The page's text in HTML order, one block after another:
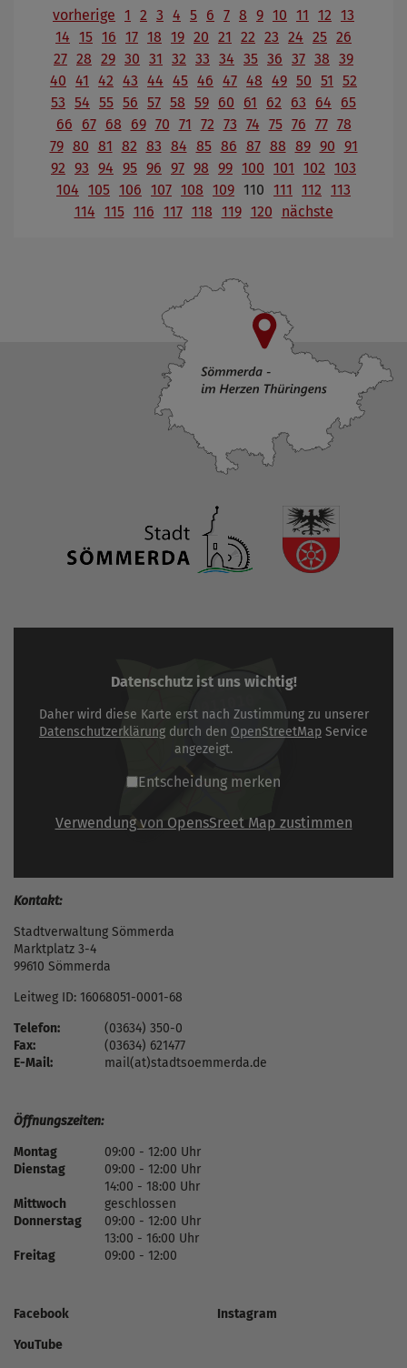
vorherige 1 2 3 4 5 6 7 8 9 10 11 12 13
14 15 16 17 18 19 20 21 22 23 24 25 26
27 28 29 30 31 32 33 34 35 36 37 38 39
40 41 42 43 44 45 46 47 48 49 50 51
52
53 54 55 56 57 58 59 60 61 62 63 64
65
66
67 68 69 70 71 72 73 74 75 76 77 78
79 80 81 82 83 84 85 86 87 88 89 90 91
92 93 94 95 96 97 98 99 100 101 102 103
104 105 106 107 108 109 110 111 112 113
114 115 116 117 118 119 120 nächste
Datenschutz ist uns wichtig!
Daher wird diese Karte erst nach Zustimmung zu unserer
Datenschutzerklärung durch den OpenStreetMap Service
angezeigt.
Entscheidung merken
Verwendung von OpensSreet Map zustimmen
Kontakt:
Stadtverwaltung Sömmerda
Marktplatz 3-4
99610 Sömmerda
Leitweg ID: 16068051-0001-68
Telefon:
(03634) 350-0
Fax:
(03634) 621477
E-Mail:
mail(at)stadtsoemmerda.de
Öffnungszeiten:
Montag
09:00 - 12:00 Uhr
Dienstag
09:00 - 12:00 Uhr
14:00 - 18:00 Uhr
Mittwoch
geschlossen
Donnerstag
09:00 - 12:00 Uhr
13:00 - 16:00 Uhr
Freitag
09:00 - 12:00
Facebook
Instagram
YouTube